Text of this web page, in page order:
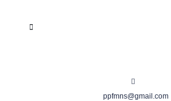
ppfmns@gmail.com